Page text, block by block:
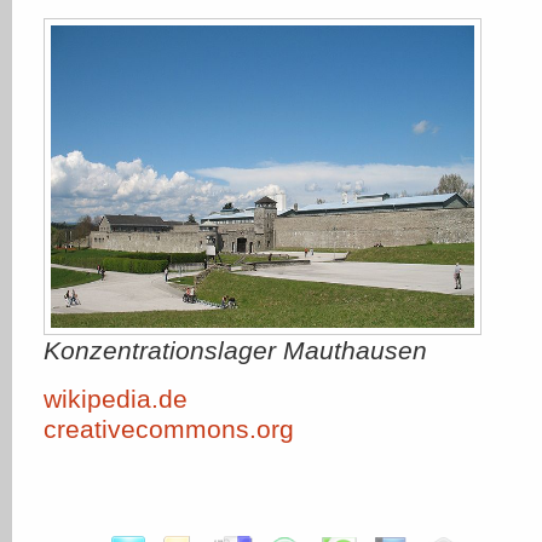
Konzentrationslager Mauthausen
wikipedia.de
creativecommons.org